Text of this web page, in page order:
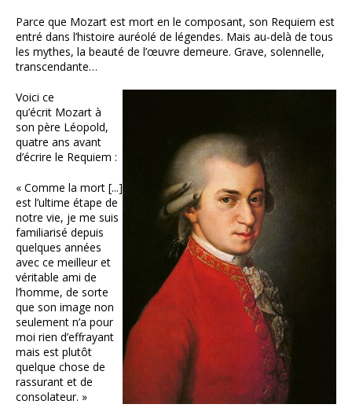
Parce que Mozart est mort en le composant, son Requiem est
entré dans l’histoire auréolé de légendes. Mais au-delà de tous
les mythes, la beauté de l’œuvre demeure. Grave, solennelle,
transcendante…
Voici ce
qu’écrit Mozart à
son père Léopold,
quatre ans avant
d’écrire le Requiem :
« Comme la mort [...]
est l’ultime étape de
notre vie, je me suis
familiarisé depuis
quelques années
avec ce meilleur et
véritable ami de
l’homme, de sorte
que son image non
seulement n’a pour
moi rien d’effrayant
mais est plutôt
quelque chose de
rassurant et de
consolateur. »